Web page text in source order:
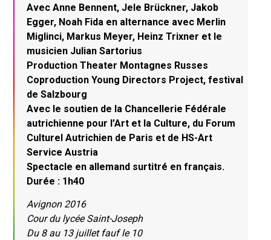
Avec Anne Bennent, Jele Brückner, Jakob
Egger, Noah Fida en alternance avec Merlin
Miglinci, Markus Meyer, Heinz Trixner et le
musicien Julian Sartorius
Production Theater Montagnes Russes
Coproduction Young Directors Project, festival
de Salzbourg
Avec le soutien de la Chancellerie Fédérale
autrichienne pour l’Art et la Culture, du Forum
Culturel Autrichien de Paris et de HS-Art
Service Austria
Spectacle en allemand surtitré en français.
Durée : 1h40
Avignon 2016
Cour du lycée Saint-Joseph
Du 8 au 13 juillet fauf le 10